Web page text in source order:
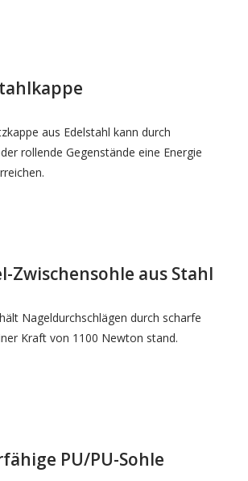
aus Edelstahl kann durch
rollende Gegenstände eine Energie
Zwischensohle aus Stahl
Nageldurchschlägen durch scharfe
Kraft von 1100 Newton stand.
PU/PU-Sohle